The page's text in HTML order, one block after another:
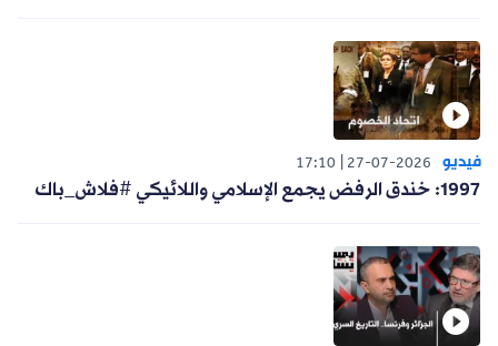
فيديو 27-07-2026
17:10
1997: خندق الرفض يجمع الإسلامي واللائيكي #فلاش_باك